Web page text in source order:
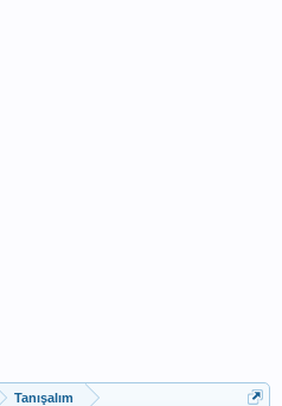
Tanışalım